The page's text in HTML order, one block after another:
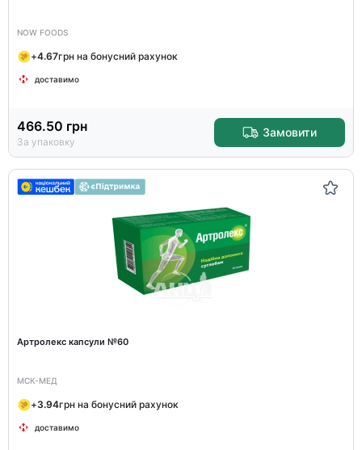
NOW FOODS
+4.67грн на бонусний рахунок
доставимо
466.50 грн
За упаковку
Замовити
Артролекс капсули №60
МСК-МЕД
+3.94грн на бонусний рахунок
доставимо